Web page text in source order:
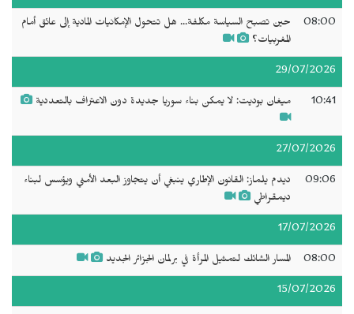
08:00
حين تصبح السياسة مكلفة... هل تتحول الإمكانيات المادية إلى عائق أمام
المغربيات؟
29/07/2026
10:41 ميغان بوديت: لا يمكن بناء سوريا جديدة دون الاعتراف بالتعددية
27/07/2026
09:06
ديدم يلماز: القانون الإطاري ينبغي أن يتجاوز البعد الأمني ويؤسس لبناء
ديمقراطي
17/07/2026
08:00 المسار الشائك لتمثيل المرأة في برلمان الجزائر الجديد
15/07/2026